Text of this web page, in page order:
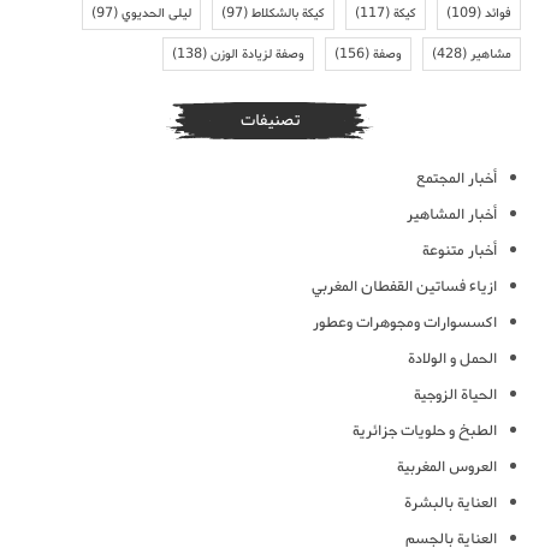
فوائد(109) كيكة(117) كيكة بالشكلاط(97) ليلى الحديوي(97)
مشاهير(428) وصفة(156) وصفة لزيادة الوزن(138)
تصنيفات
أخبار المجتمع
أخبار المشاهير
أخبار متنوعة
ازياء فساتين القفطان المغربي
اكسسوارات ومجوهرات وعطور
الحمل و الولادة
الحياة الزوجية
الطبخ و حلويات جزائرية
العروس المغربية
العناية بالبشرة
العناية بالجسم